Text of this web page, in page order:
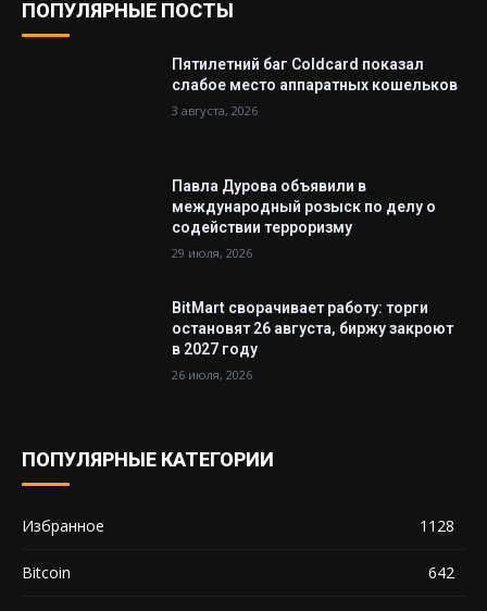
ПОПУЛЯРНЫЕ ПОСТЫ
Пятилетний баг Coldcard показал
слабое место аппаратных кошельков
3 августа, 2026
Павла Дурова объявили в
международный розыск по делу о
содействии терроризму
29 июля, 2026
BitMart сворачивает работу: торги
остановят 26 августа, биржу закроют
в 2027 году
26 июля, 2026
ПОПУЛЯРНЫЕ КАТЕГОРИИ
Избранное 1128
Bitcoin 642